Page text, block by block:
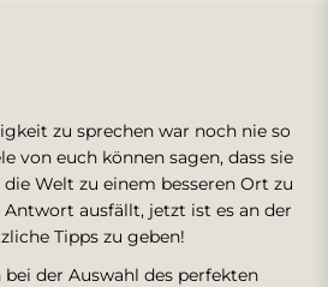
zu sprechen war noch nie so
von euch können sagen, dass sie
Welt zu einem besseren Ort zu
Antwort ausfällt, jetzt ist es an der
Tipps zu geben!
der Auswahl des perfekten